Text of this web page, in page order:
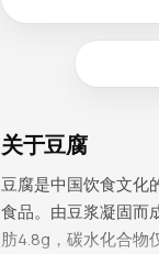
关于豆腐
豆腐是中国饮食文化
食品。由豆浆凝固而
肪4.8g，碳水化合物